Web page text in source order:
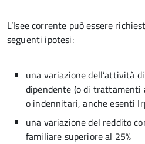
L’Isee corrente può essere
seguenti ipotesi:
una variazione dell’attività
dipendente (o di trattamenti
o indennitari, anche esenti
una variazione del reddito
familiare superiore al 25%